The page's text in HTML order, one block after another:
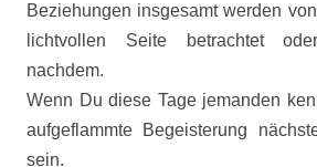
Beziehungen insgesamt werden
lichtvollen Seite betrachtet
nachdem.
Wenn Du diese Tage jemanden
aufgeflammte Begeisterung
sein.